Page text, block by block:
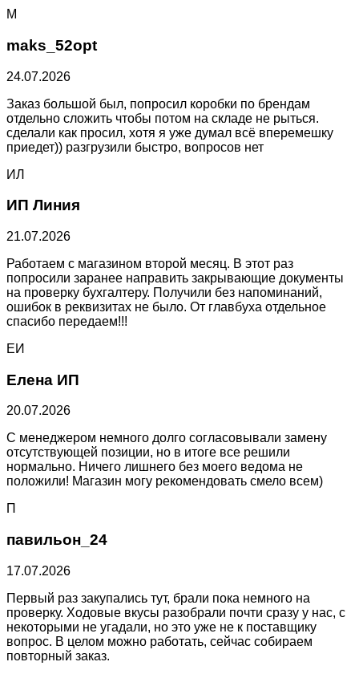
M
maks_52opt
24.07.2026
Заказ большой был, попросил коробки по брендам
отдельно сложить чтобы потом на складе не рыться.
сделали как просил, хотя я уже думал всё вперемешку
приедет)) разгрузили быстро, вопросов нет
ИЛ
ИП Линия
21.07.2026
Работаем с магазином второй месяц. В этот раз
попросили заранее направить закрывающие документы
на проверку бухгалтеру. Получили без напоминаний,
ошибок в реквизитах не было. От главбуха отдельное
спасибо передаем!!!
ЕИ
Елена ИП
20.07.2026
С менеджером немного долго согласовывали замену
отсутствующей позиции, но в итоге все решили
нормально. Ничего лишнего без моего ведома не
положили! Магазин могу рекомендовать смело всем)
П
павильон_24
17.07.2026
Первый раз закупались тут, брали пока немного на
проверку. Ходовые вкусы разобрали почти сразу у нас, с
некоторыми не угадали, но это уже не к поставщику
вопрос. В целом можно работать, сейчас собираем
повторный заказ.